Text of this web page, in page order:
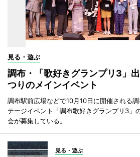
見る・遊ぶ
調布・「歌好きグランプリ3」
つりのメインイベント
調布駅前広場などで10月10日に開催される
テージイベント「調布歌好きグランプリ3」
会が募集している。
見る・遊ぶ